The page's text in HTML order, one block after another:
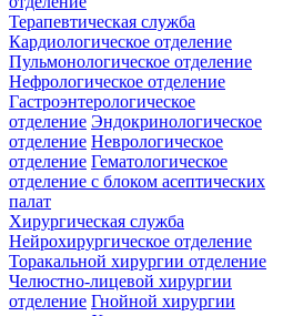
Терапевтическая служба
Кардиологическое отделение
Пульмонологическое отделение
Нефрологическое отделение
Гастроэнтерологическое
отделение Эндокринологическое
отделение Неврологическое
отделение Гематологическое
отделение c блоком асептических
палат
Хирургическая служба
Нейрохирургическое отделение
Торакальной хирургии отделение
Челюстно-лицевой хирургии
отделение Гнойной хирургии